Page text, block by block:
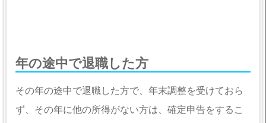
年の途中で退職した方
その年の途中で退職した方で、年末調整を受けておら
ず、その年に他の所得がない方は、確定申告をするこ